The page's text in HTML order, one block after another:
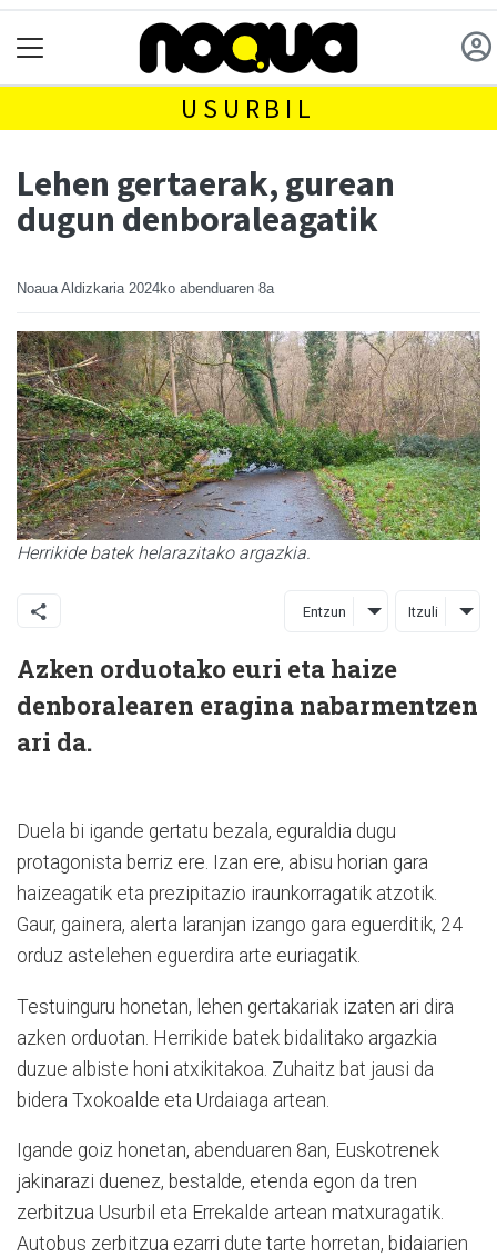
USURBIL
Lehen gertaerak, gurean
dugun denboraleagatik
Noaua Aldizkaria 2024ko abenduaren 8a
Herrikide batek helarazitako argazkia.
Entzun Itzuli
Azken orduotako euri eta haize
denboralearen eragina nabarmentzen
ari da.
Duela bi igande gertatu bezala, eguraldia dugu
protagonista berriz ere. Izan ere, abisu horian gara
haizeagatik eta prezipitazio iraunkorragatik atzotik.
Gaur, gainera, alerta laranjan izango gara eguerditik, 24
orduz astelehen eguerdira arte euriagatik.
Testuinguru honetan, lehen gertakariak izaten ari dira
azken orduotan. Herrikide batek bidalitako argazkia
duzue albiste honi atxikitakoa. Zuhaitz bat jausi da
bidera Txokoalde eta Urdaiaga artean.
Igande goiz honetan, abenduaren 8an, Euskotrenek
jakinarazi duenez, bestalde, etenda egon da tren
zerbitzua Usurbil eta Errekalde artean matxuragatik.
Autobus zerbitzua ezarri dute tarte horretan, bidaiarien